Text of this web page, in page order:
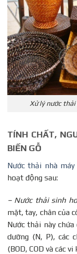
Xử lý nước
TÍNH CHẤT,
BIẾN GỖ
Nước thải nhà
hoạt động sau:
– Nước thải sinh
mặt, tay, chân của
Nước thải này
dưỡng (N, P), các
(BOD, COD và các